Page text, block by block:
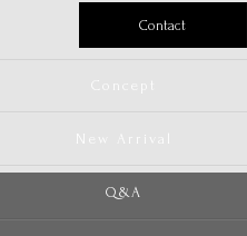
Contact
Concept
New Arrival
Q&A